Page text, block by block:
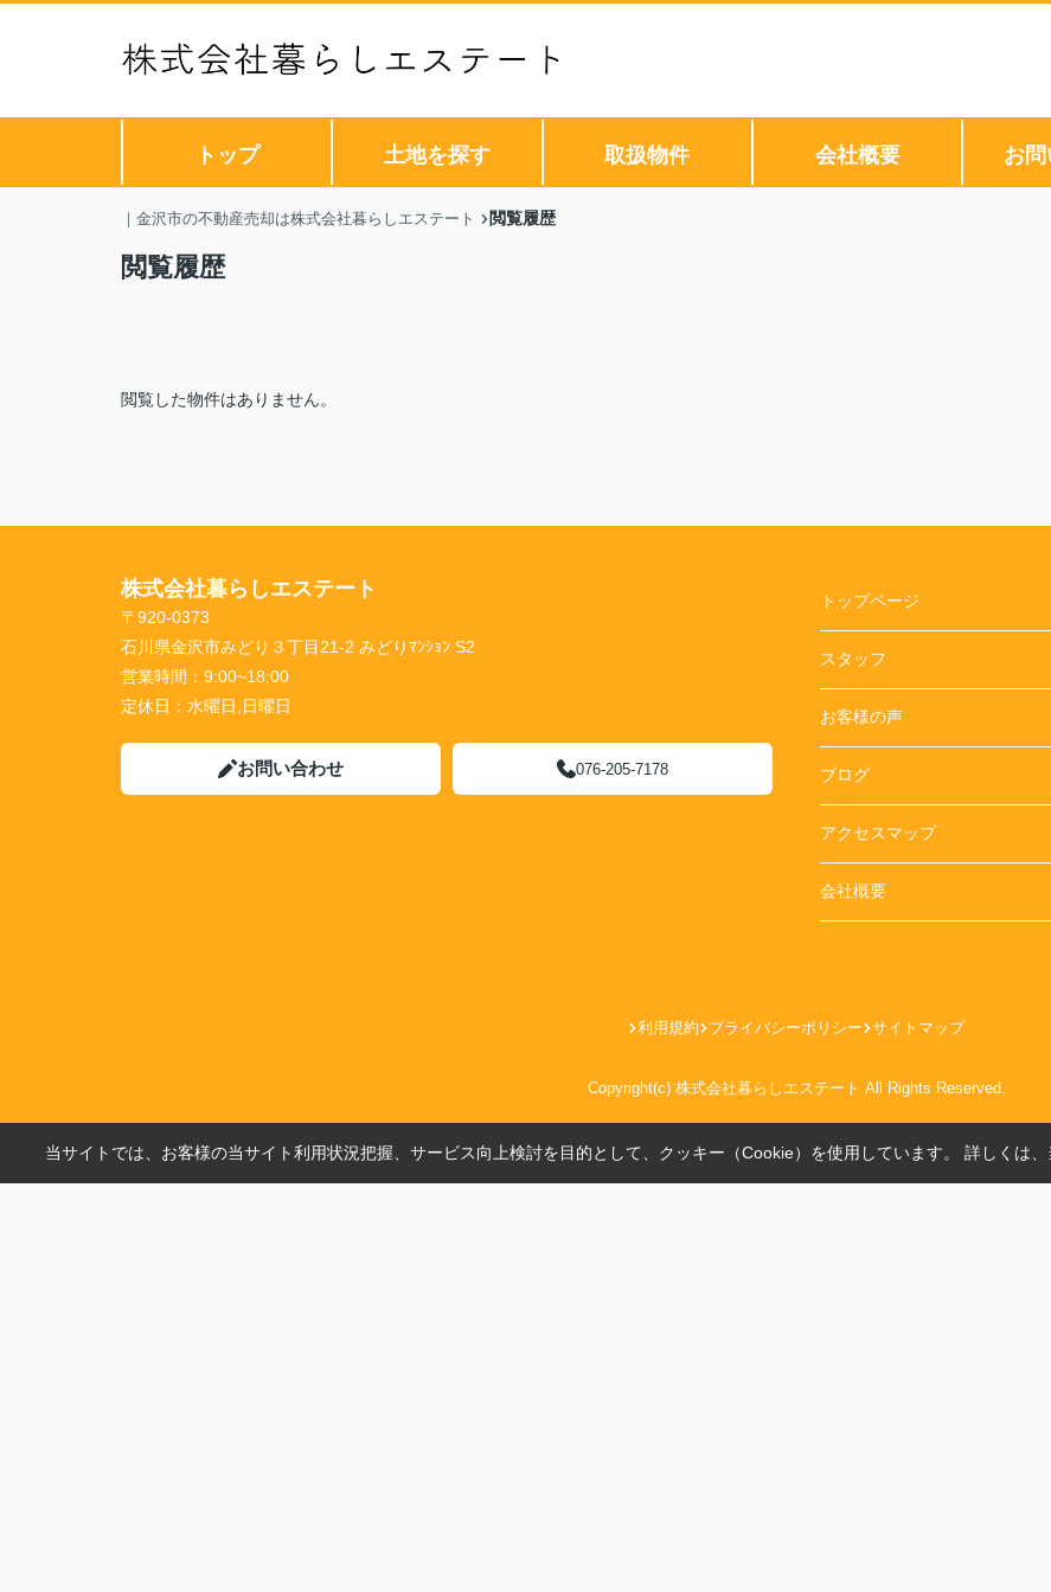
トップ 土地を探す 取扱物件 会社概要 お
｜金沢市の不動産売却は株式会社暮らしエステート 閲覧履歴
閲覧履歴
閲覧した物件はありません。
株式会社暮らしエステート
〒920-0373
石川県金沢市みどり３丁目21-2 みどりﾏﾝｼｮﾝ S2
営業時間： 9:00~18:00
定休日： 水曜日,日曜日
お問い合わせ 076-205-7178
トップページ
スタッフ
お客様の声
ブログ
アクセスマップ
会社概要
利用規約 プライバシーポリシー サイトマップ
Copyright(c) 株式会社暮らしエステート All Rights Reserved.
当サイトでは、お客様の当サイト利用状況把握、サービス向上検討を目的として、クッキー（Cookie）を使用しています。 詳しくは、